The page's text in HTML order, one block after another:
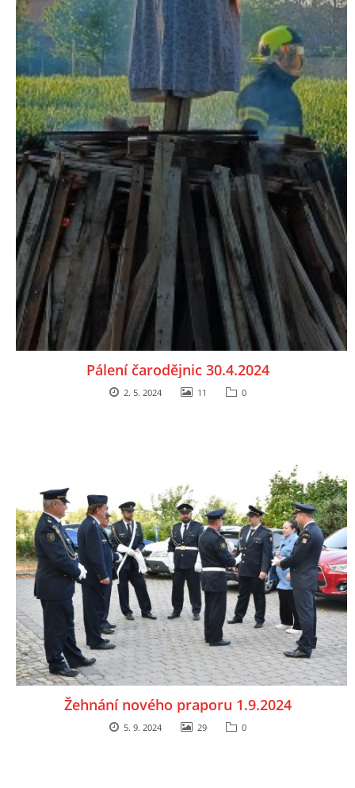
Pálení čarodějnic 30.4.2024
2. 5. 2024 11 0
Žehnání nového praporu 1.9.2024
5. 9. 2024 29 0